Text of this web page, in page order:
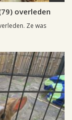
overleden
Ze was